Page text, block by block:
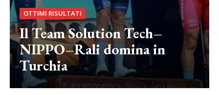
OTTIMI RISULTATI
Il Team Solution Tech–
NIPPO–Rali domina in
Turchia